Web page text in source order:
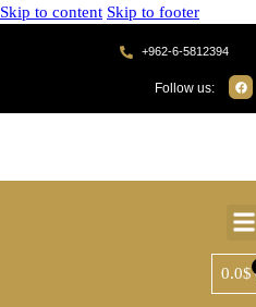
Skip to content Skip to footer
+962-6-5812394
Follow us:
0.0$